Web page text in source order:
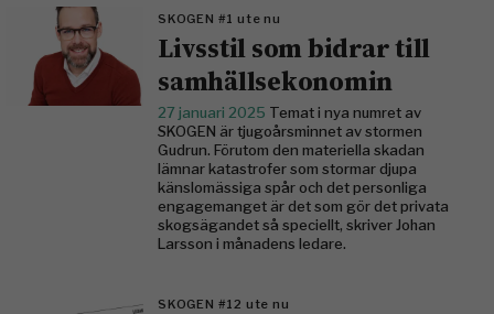
SKOGEN #1 ute nu
Livsstil som bidrar till
samhällsekonomin
27 januari 2025 Temat i nya numret av
SKOGEN är tjugoårsminnet av stormen
Gudrun. Förutom den materiella skadan
lämnar katastrofer som stormar djupa
känslomässiga spår och det personliga
engagemanget är det som gör det privata
skogsägandet så speciellt, skriver Johan
Larsson i månadens ledare.
SKOGEN #12 ute nu